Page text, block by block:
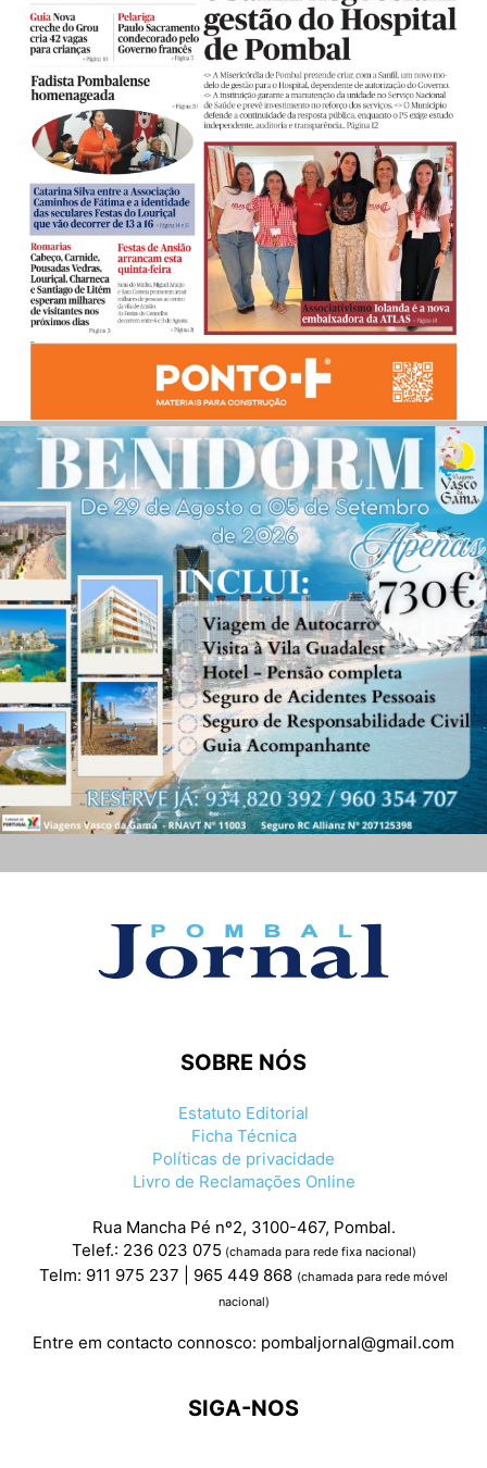
SOBRE NÓS
Estatuto Editorial
Ficha Técnica
Políticas de privacidade
Livro de Reclamações Online
Rua Mancha Pé nº2, 3100-467, Pombal.
Telef.: 236 023 075 (chamada para rede fixa nacional)
Telm: 911 975 237 | 965 449 868 (chamada para rede móvel
nacional)
Entre em contacto connosco: pombaljornal@gmail.com
SIGA-NOS